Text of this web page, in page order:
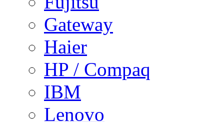
Gateway
Haier
HP / Compaq
IBM
Lenovo